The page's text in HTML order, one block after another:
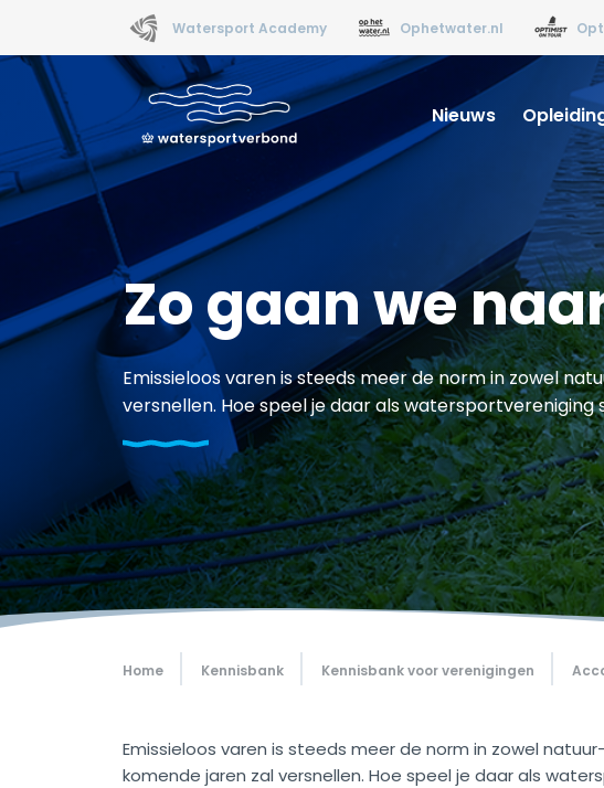
Watersport Academy Ophetwater.nl
Nieuws
Zo gaan we
Emissieloos varen is steeds meer de norm in zowel
versnellen. Hoe speel je daar als watersportvereniging
Home Kennisbank Kennisbank voor verenigingen
Emissieloos varen is steeds meer de norm in zowel
komende jaren zal versnellen. Hoe speel je daar als